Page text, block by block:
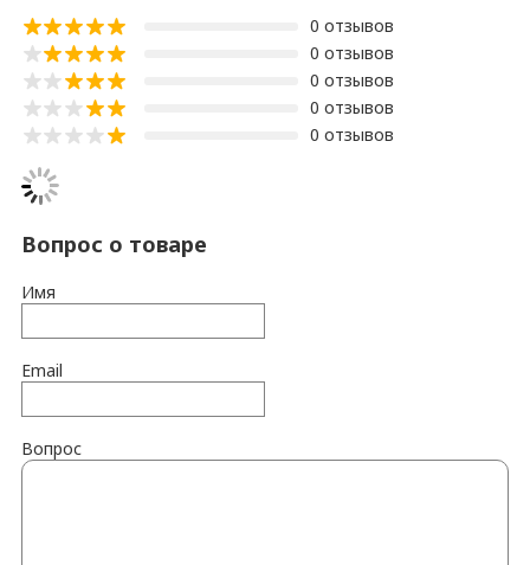
0 отзывов
0 отзывов
0 отзывов
0 отзывов
0 отзывов
Вопрос о товаре
Имя
Email
Вопрос